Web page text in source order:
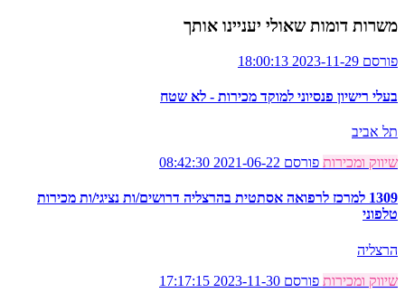
משרות דומות שאולי יעניינו אותך
פורסם 2023-11-29 18:00:13
בעלי רישיון פנסיוני למוקד מכירות - לא שטח
תל אביב
שיווק ומכירות פורסם 2021-06-22 08:42:30
1309 למרכז לרפואה אסתטית בהרצליה דרושים/ות נציגי/ות מכירות
טלפוני
הרצליה
שיווק ומכירות פורסם 2023-11-30 17:17:15